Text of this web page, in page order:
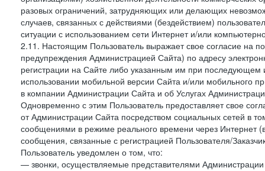
разовых ограничений, затрудняющих или делающих
случаев, связанных с действиями (бездействием)
ситуации с использованием сети Интернет и/или
2.11. Настоящим Пользователь выражает свое согласие на
предупреждения Администрацией Сайта) по адресу
регистрации на Сайте либо указанным им при
использовании мобильной версии Сайта и/или мобильного
в компании Администрации Сайта и об Услугах
Одновременно с этим Пользователь предоставляет свое
от Администрации Сайта посредством социальных сетей в
сообщениями в режиме реального времени через Интернет
сообщения, связанные с регистрацией Пользователя/
Пользователь уведомлен о том, что:
— звонки, осуществляемые представителями